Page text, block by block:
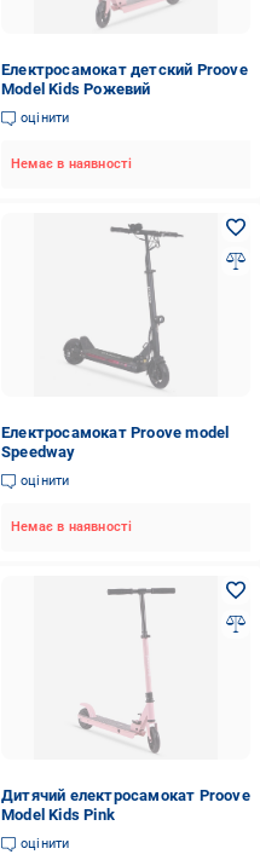
Електросамокат детский Proove
Model Kids Рожевий
оцінити
Немає в наявності
Електросамокат Proove model
Speedway
оцінити
Немає в наявності
Дитячий електросамокат Proove
Model Kids Pink
оцінити